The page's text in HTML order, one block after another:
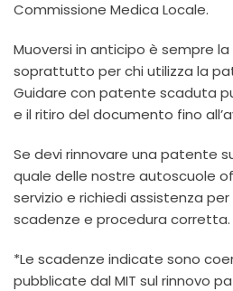
Commissione Medica Locale.
Muoversi in anticipo è sempre
soprattutto per chi utilizza la
Guidare con patente scaduta
e il ritiro del documento fino
Se devi rinnovare una patente
quale delle nostre autoscuole
servizio e richiedi assistenza
scadenze e procedura corretta.
*Le scadenze indicate sono
pubblicate dal MIT sul rinnovo